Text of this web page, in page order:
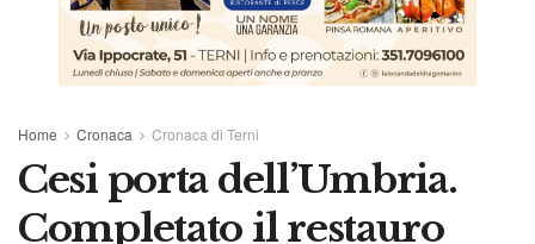
Home Cronaca Cronaca di Terni
Cesi porta dell’Umbria.
Completato il restauro